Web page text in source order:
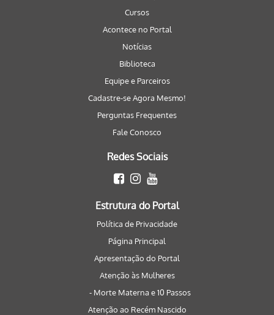
Cursos
Acontece no Portal
Notícias
Biblioteca
Equipe e Parceiros
Cadastre-se Agora Mesmo!
Perguntas Frequentes
Fale Conosco
Redes Sociais
Estrutura do Portal
Política de Privacidade
Página Principal
Apresentação do Portal
Atenção às Mulheres
- Morte Materna e 10 Passos
Atenção ao Recém Nascido